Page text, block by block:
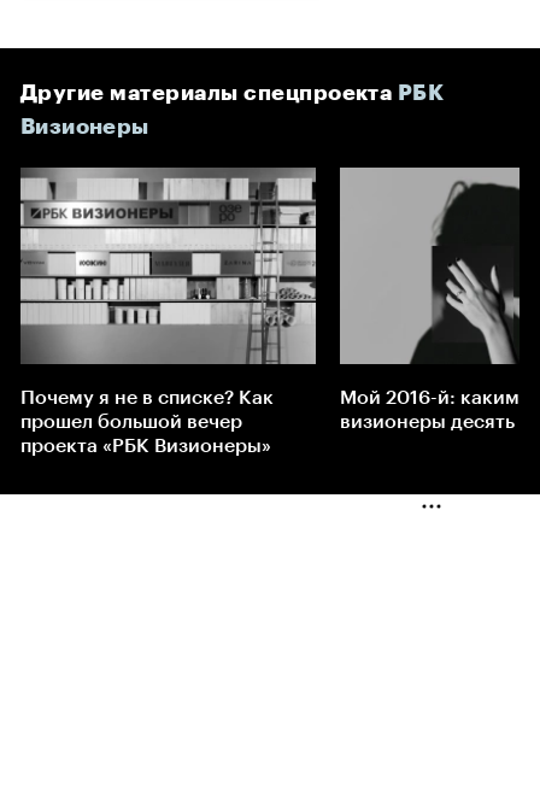
Другие материалы спецпроекта РБК
Визионеры
Почему я не в списке? Как
прошел большой вечер
проекта «РБК Визионеры»
ㅤㅤㅤㅤㅤ
Мой 2016-й: какими
визионеры десять